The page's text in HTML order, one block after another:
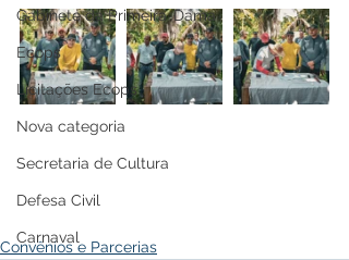
Gabinete da Primeira-Dama
Ecops
Licitações Ecops
Nova categoria
Secretaria de Cultura
Defesa Civil
Carnaval
Convênios e Parcerias